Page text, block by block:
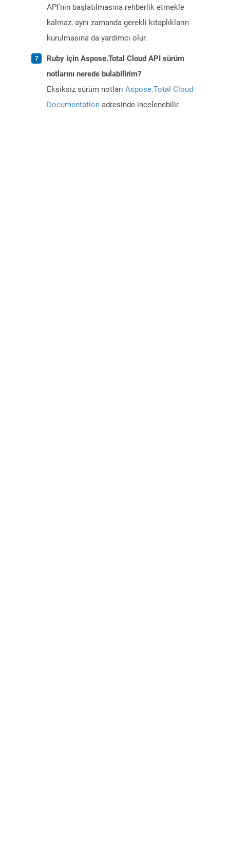
API’nin başlatılmasına rehberlik etmekle
kalmaz, aynı zamanda gerekli kitaplıkların
kurulmasına da yardımcı olur.
Ruby için Aspose.Total Cloud API sürüm
notlarını nerede bulabilirim?
Eksiksiz sürüm notları Aspose.Total Cloud
Documentation adresinde incelenebilir.